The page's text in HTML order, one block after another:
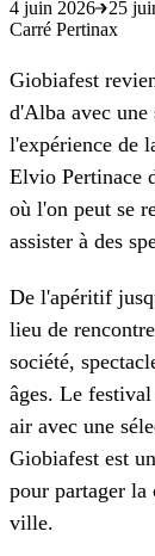
4 juin 2026
25
Carré Pertinax
Giobiafest
d'Alba avec une
l'expérience de
Elvio Pertinace
où l'on peut se
assister à des
De l'apéritif
lieu de
société,
âges. Le
air avec une
Giobiafest est
pour partager
ville.